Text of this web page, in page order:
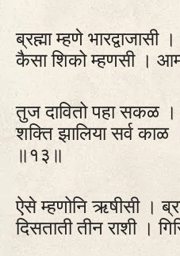
ब्रह्मा म्हणे भारद्वाजासी
कैसा शिको म्हणसी ।
तुज दावितो पहा सकळ ।
शक्ति झालिया सर्व काळ
॥१३॥
ऐसे म्हणोनि ऋषीसी ।
दिसताती तीन राशी ।